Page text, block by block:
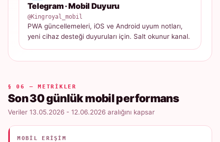
Telegram · Mobil Duyuru
@Kingroyal_mobil
PWA güncellemeleri, iOS ve Android uyum notları,
yeni cihaz desteği duyuruları için. Salt okunur kanal.
§ 06 — METRIKLER
Son 30 günlük mobil performans
Veriler 13.05.2026 - 12.06.2026 aralığını kapsar
MOBIL ERIŞIM